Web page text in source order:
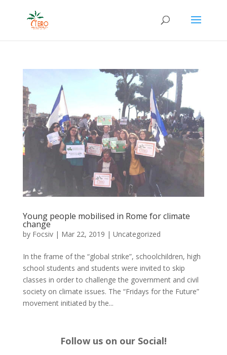
Young people mobilised in Rome for climate
change
by Focsiv| Mar 22, 2019 | Uncategorized
In the frame of the “global strike”, schoolchildren, high
school students and students were invited to skip
classes in order to challenge the government and civil
society on climate issues. The “Fridays for the Future”
movement initiated by the...
Follow us on our Social!